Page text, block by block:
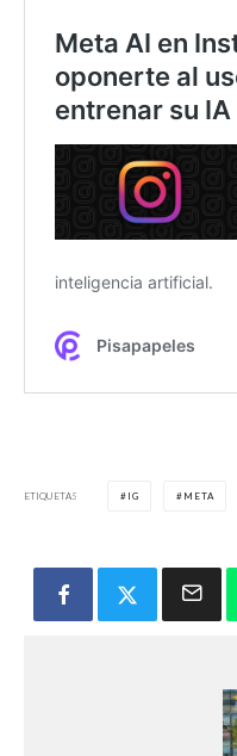
ETIQUETAS IG META